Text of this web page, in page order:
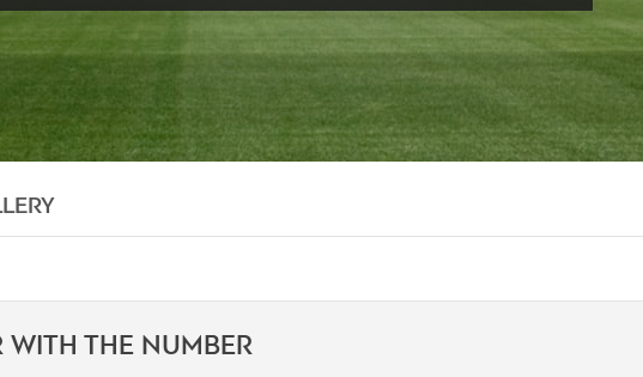
WITH THE NUMBER